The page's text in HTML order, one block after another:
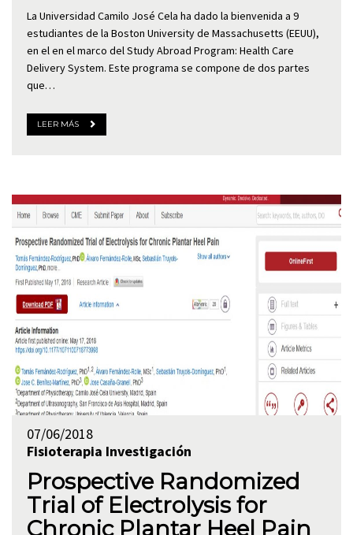
La Universidad Camilo José Cela ha dado la bienvenida a 9
estudiantes de la Boston University de Massachusetts (EEUU),
en el en el marco del Study Abroad Program: Health Care
Delivery System. Este programa se compone de dos partes
que…
LEER MÁS
07/06/2018
Fisioterapia Investigación
Prospective Randomized
Trial of Electrolysis for
Chronic Plantar Heel Pain